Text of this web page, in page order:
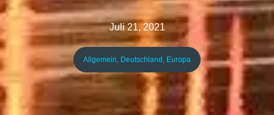
Juli 21, 2021
Allgemein, Deutschland , Europa